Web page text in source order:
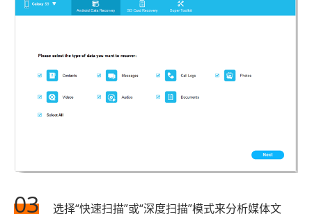
03 选择“快速扫描”或“深度扫描”模式来分析媒体文